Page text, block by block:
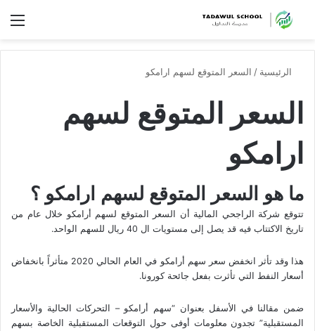
الرئيسية / السعر المتوقع لسهم ارامكو
السعر المتوقع لسهم
ارامكو
ما هو السعر المتوقع لسهم ارامكو ؟
تتوقع شركة الراجحي المالية أن السعر المتوقع لسهم أرامكو خلال عام من
تاريخ الاكتتاب فيه قد يصل إلى مستويات ال 40 ريال للسهم الواحد.
هذا وقد تأثر انخفض سعر سهم أرامكو في العام الحالي 2020 متأثراً بانخفاض
أسعار النفط التي تأثرت بفعل جائحة كورونا.
ضمن مقالنا في الأسفل بعنوان “سهم أرامكو – التحركات الحالية والأسعار
المستقبلية” تجدون معلومات أوفى حول التوقعات المستقبلية الخاصة بسهم